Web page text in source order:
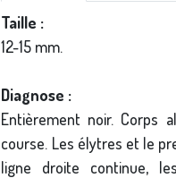
Taille :
12-15 mm.
Diagnose :
Entièrement noir. Corps
course. Les élytres et le
ligne droite continue,